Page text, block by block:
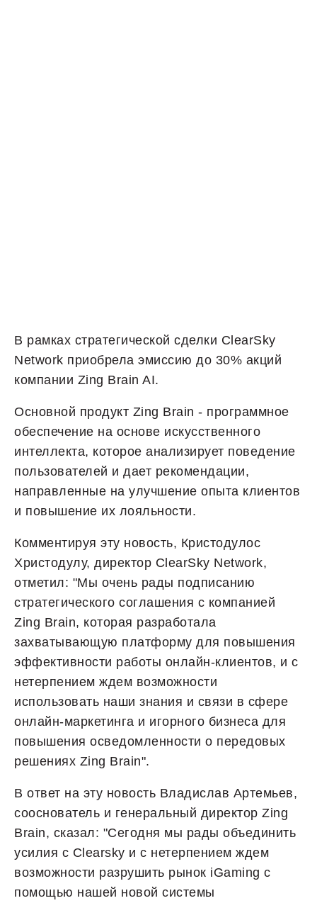
В рамках стратегической сделки ClearSky
Network приобрела эмиссию до 30% акций
компании Zing Brain AI.
Основной продукт Zing Brain - программное
обеспечение на основе искусственного
интеллекта, которое анализирует поведение
пользователей и дает рекомендации,
направленные на улучшение опыта клиентов
и повышение их лояльности.
Комментируя эту новость, Кристодулос
Христодулу, директор ClearSky Network,
отметил: "Мы очень рады подписанию
стратегического соглашения с компанией
Zing Brain, которая разработала
захватывающую платформу для повышения
эффективности работы онлайн-клиентов, и с
нетерпением ждем возможности
использовать наши знания и связи в сфере
онлайн-маркетинга и игорного бизнеса для
повышения осведомленности о передовых
решениях Zing Brain".
В ответ на эту новость Владислав Артемьев,
сооснователь и генеральный директор Zing
Brain, сказал: "Сегодня мы рады объединить
усилия с Clearsky и с нетерпением ждем
возможности разрушить рынок iGaming с
помощью нашей новой системы